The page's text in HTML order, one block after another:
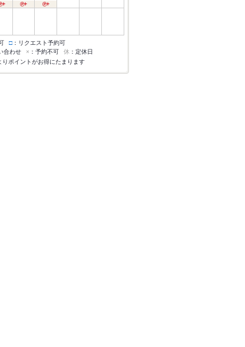
□ ：リクエスト予約可
合わせ × ：予約不可 休 ：定休日
りポイントがお得にたまります